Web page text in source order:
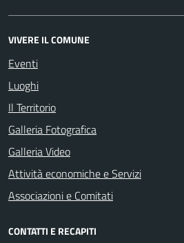
VIVERE IL COMUNE
Eventi
Luoghi
Il Territorio
Galleria Fotografica
Galleria Video
Attività economiche e Servizi
Associazioni e Comitati
CONTATTI E RECAPITI